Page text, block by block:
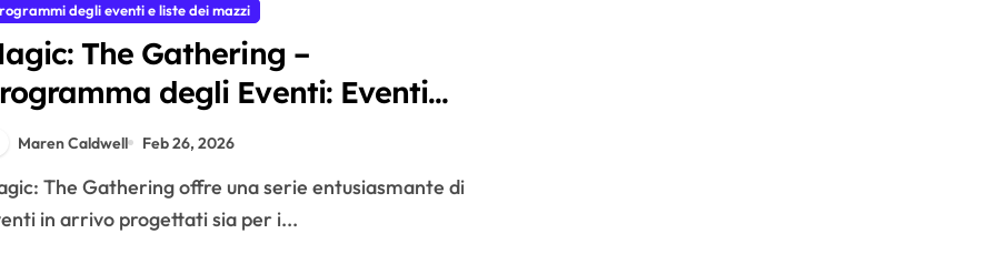
degli eventi e liste dei mazzi
The Gathering –
degli Eventi: Eventi
Futuri, Tornei della Comunità,
sui Formati
Maren Caldwell Feb 26, 2026
in arrivo progettati sia per i...